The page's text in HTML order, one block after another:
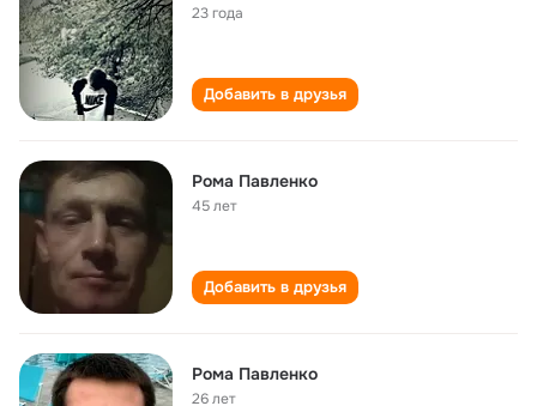
23 года
Добавить в друзья
Рома Павленко
45 лет
Добавить в друзья
Рома Павленко
26 лет